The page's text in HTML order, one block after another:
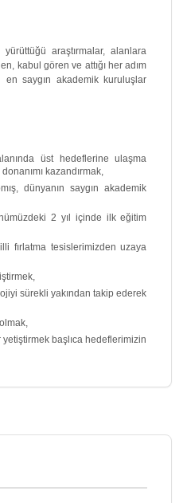
araştırmalar, alanlara
kabul gören ve attığı her adım
saygın akademik kuruluşlar
üst hedeflerine ulaşma
kazandırmak,
dünyanın saygın akademik
2 yıl içinde ilk eğitim
fırlatma tesislerimizden uzaya
sürekli yakından takip ederek
başlıca hedeflerimizin